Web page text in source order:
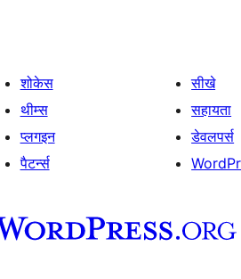
शोकेस
थीम्स
प्लगइन
पैटर्न्स
सीखे
सहायता
डेवलपर्स